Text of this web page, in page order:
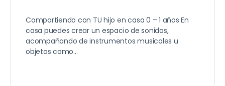
Compartiendo con TU hijo en casa 0 – 1 años En
casa puedes crear un espacio de sonidos,
acompañando de instrumentos musicales u
objetos como…